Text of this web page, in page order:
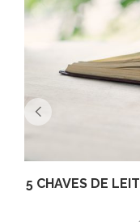
5 CHAVES DE